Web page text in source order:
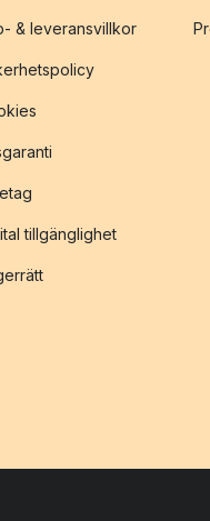
& leveransvillkor
tillgänglighet